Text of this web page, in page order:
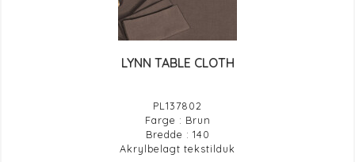
LYNN TABLE CLOTH
PL137802
Farge : Brun
Bredde : 140
Akrylbelagt tekstilduk